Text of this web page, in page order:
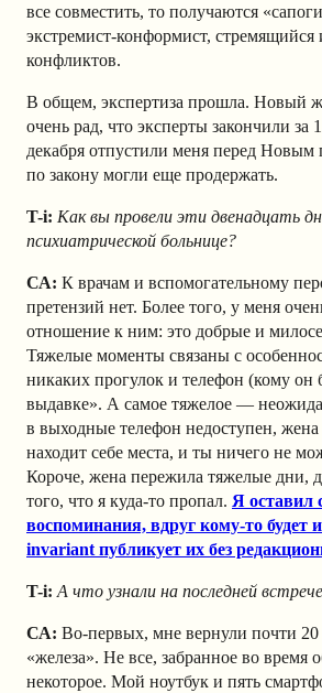
все совместить, то получаются
экстремист-конформист, стремящийся
конфликтов.
В общем, экспертиза прошла. Новый
очень рад, что эксперты закончили за
декабря отпустили меня перед Новым
по закону могли еще продержать.
T-i: Как вы провели эти двенадцать
психиатрической больнице?
СА: К врачам и вспомогательному
претензий нет. Более того, у меня
отношение к ним: это добрые и
Тяжелые моменты связаны с
никаких прогулок и телефон (кому он
выдавке». А самое тяжелое —
в выходные телефон недоступен,
находит себе места, и ты ничего не
Короче, жена пережила тяжелые дни,
того, что я куда-то пропал. Я оставил
воспоминания, вдруг кому-то будет
invariant публикует их без
T-i: А что узнали на последней
СА: Во-первых, мне вернули почти
«железа». Не все, забранное во время
некоторое. Мой ноутбук и пять